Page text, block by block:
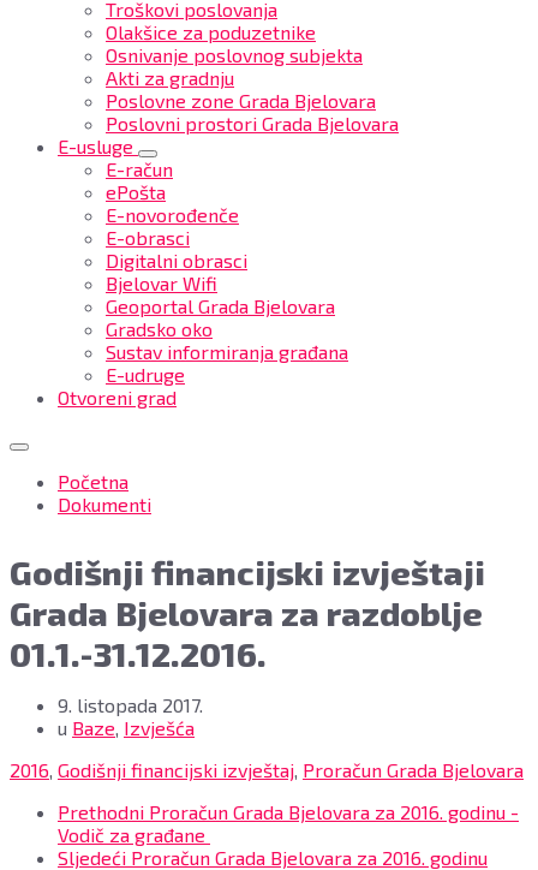
Troškovi poslovanja
Olakšice za poduzetnike
Osnivanje poslovnog subjekta
Akti za gradnju
Poslovne zone Grada Bjelovara
Poslovni prostori Grada Bjelovara
E-usluge
E-račun
ePošta
E-novorođenče
E-obrasci
Digitalni obrasci
Bjelovar Wifi
Geoportal Grada Bjelovara
Gradsko oko
Sustav informiranja građana
E-udruge
Otvoreni grad
Početna
Dokumenti
Godišnji financijski izvještaji
Grada Bjelovara za razdoblje
01.1.-31.12.2016.
9. listopada 2017.
u Baze, Izvješća
2016, Godišnji financijski izvještaj, Proračun Grada Bjelovara
Prethodni Proračun Grada Bjelovara za 2016. godinu -
Vodič za građane
Sljedeći Proračun Grada Bjelovara za 2016. godinu